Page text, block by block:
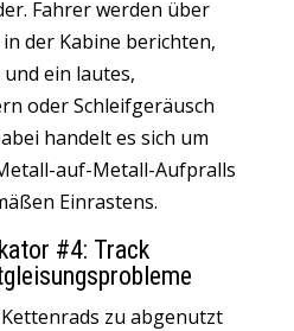
Fahrer werden über
der Kabine berichten,
ein lautes,
oder Schleifgeräusch
handelt es sich um
auf-Metall-Aufpralls
Einrastens.
#4: Track
zu abgenutzt